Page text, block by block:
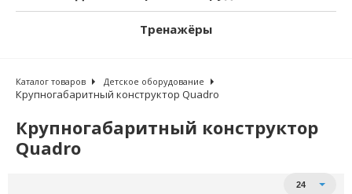
Тренажёры
Каталог товаров Детское оборудование
Крупногабаритный конструктор Quadro
Крупногабаритный конструктор
Quadro
24